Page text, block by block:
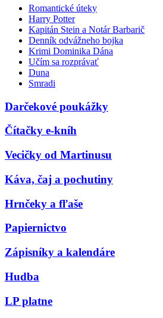
Romantické úteky
Harry Potter
Kapitán Stein a Notár Barbarič
Denník odvážneho bojka
Krimi Dominika Dána
Učím sa rozprávať
Duna
Smradi
Darčekové poukážky
Čítačky e-kníh
Vecičky od Martinusu
Káva, čaj a pochutiny
Hrnčeky a fľaše
Papiernictvo
Zápisníky a kalendáre
Hudba
LP platne